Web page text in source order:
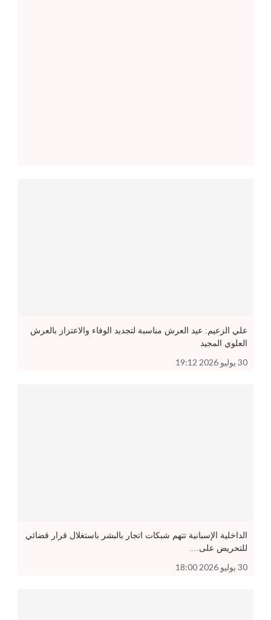
علي الزعيم: عيد العرش مناسبة لتجديد الوفاء والاعتزاز بالعرش
العلوي المجيد
30 يوليو 2026 19:12
الداخلية الإسبانية تتهم شبكات اتجار بالبشر باستغلال قرار قضائي
للتحريض على…
30 يوليو 2026 18:00